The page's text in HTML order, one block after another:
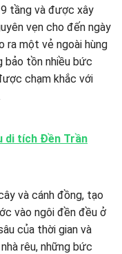
tầng và được xây
vẹn cho đến ngày
ra một vẻ ngoài hùng
bảo tồn nhiều bức
chạm khắc với
di tích Đền Trần
và cánh đồng, tạo
vào ngôi đền đều ở
của thời gian và
rêu, những bức